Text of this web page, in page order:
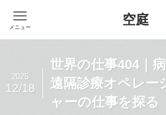
空庭
メニュー
世界の仕事404｜
遠隔診療オペレー
ャーの仕事を探る
2025
12/18